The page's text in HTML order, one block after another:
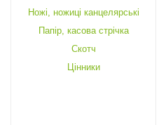
Ножі, ножиці канцелярські
Папір, касова стрічка
Скотч
Цінники